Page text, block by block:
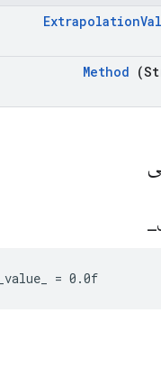
Extrapolation
Method
= 0.0f